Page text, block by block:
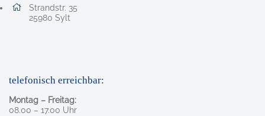
Adresse:
Strandstr. 35
25980 , 2 5 9 8 0
Sylt
telefonisch erreichbar:
Montag – Freitag:
08.00 – 17.00 Uhr